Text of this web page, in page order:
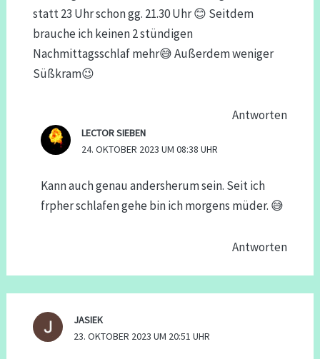
statt 23 Uhr schon gg. 21.30 Uhr 😊 Seitdem
brauche ich keinen 2 stündigen
Nachmittagsschlaf mehr😅 Außerdem weniger
Süßkram😉
Antworten
LECTOR SIEBEN
24. OKTOBER 2023 UM 08:38 UHR
Kann auch genau andersherum sein. Seit ich
frpher schlafen gehe bin ich morgens müder. 😅
Antworten
JASIEK
23. OKTOBER 2023 UM 20:51 UHR